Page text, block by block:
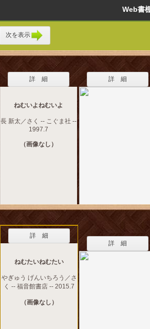
Web
次を表示
詳 細
ねむいよねむいよ
長 新太／さく -- こぐま社 --
1997.7
（画像なし）
詳 細
詳 細
ねむたいねむたい
やぎゅう げんいちろう／さ
く -- 福音館書店 -- 2015.7
（画像なし）
詳 細